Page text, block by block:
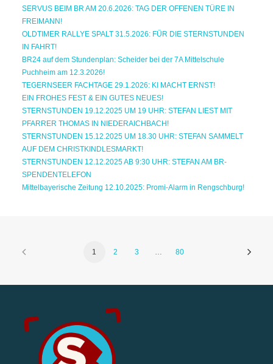
SERVUS BEIM BR AM 20.6.2026: TAG DER OFFENEN TÜRE IN
FREIMANN!
OLDTIMER RALLYE SPALT 31.5.2026: FÜR DIE STERNSTUNDEN
IN FAHRT!
BR24 auf dem Stundenplan: Scheider bei der 7A Mittelschule
Puchheim am 12.3.2026!
TEGERNSEER FACHTAGE 29.1.2026: KI MACHT ERNST!
EIN FROHES FEST & EIN GUTES NEUES!
STERNSTUNDEN 19.12.2025 UM 19 UHR: STEFAN LIEST MIT
PFARRER THOMAS IN NIEDERAICHBACH!
STERNSTUNDEN 15.12.2025 UM 18.30 UHR: STEFAN SAMMELT
AUF DEM CHRISTKINDLESMARKT!
STERNSTUNDEN 12.12.2025 AB 9:30 UHR: STEFAN AM BR-
SPENDENTELEFON
Mittelbayerische Zeitung 12.10.2025: Promi-Alarm in Rengschburg!
1 2 3 80